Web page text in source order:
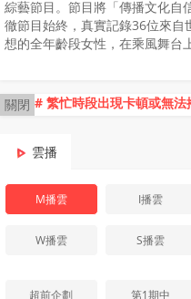
綜藝節目。節目將「傳播文化自
徹節目始終，真實記錄36位來
想的全年齡段女性，在乘風舞台
關閉 # 繁忙時段出現卡頓或無
雲播
M播雲 I播雲
W播雲 S播雲
超前企劃 第1期中